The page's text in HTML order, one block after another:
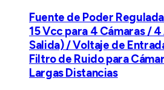
Fuente de Poder
15 Vcc para 4 Cámaras /
Salida) / Voltaje de
Filtro de Ruido para
Largas Distancias